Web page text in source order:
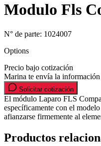
Modulo Fls
N° de parte: 1024007
Options
Precio bajo cotización
Marina te envía la
Solicitar cotización
El módulo Laparo FLS
específicamente con el
afianzarse firmemente al
Productos